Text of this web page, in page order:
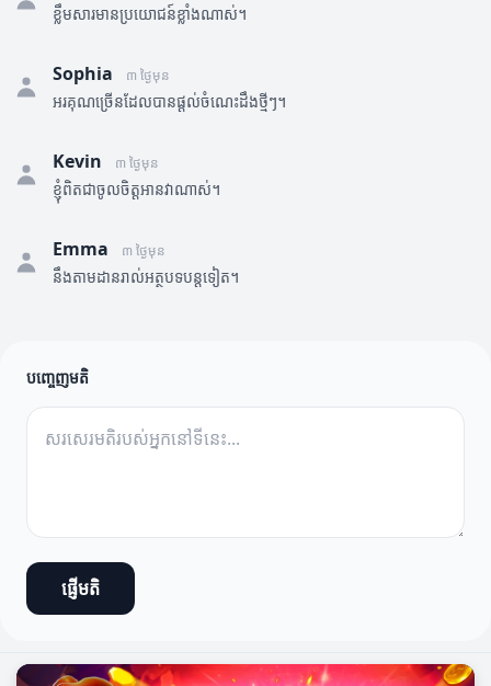
ខ្លឹមសារមានប្រយោជន៍ខ្លាំងណាស់។
Sophia ៣ ថ្ងៃមុន
អរគុណច្រើនដែលបានផ្តល់ចំណេះដឹងថ្មីៗ។
Kevin ៣ ថ្ងៃមុន
ខ្ញុំពិតជាចូលចិត្តអានវាណាស់។
Emma ៣ ថ្ងៃមុន
នឹងតាមដានរាល់អត្ថបទបន្តទៀត។
បញ្ចេញមតិ
ផ្ញើមតិ